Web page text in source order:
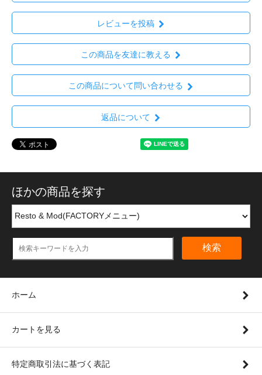
レビューを投稿
この商品を友達に教える
この商品について問い合わせる
返品について
ほかの商品を探す
検索
ホーム
カートを見る
特定商取引法に基づく表記